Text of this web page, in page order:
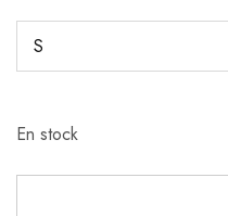
En stock